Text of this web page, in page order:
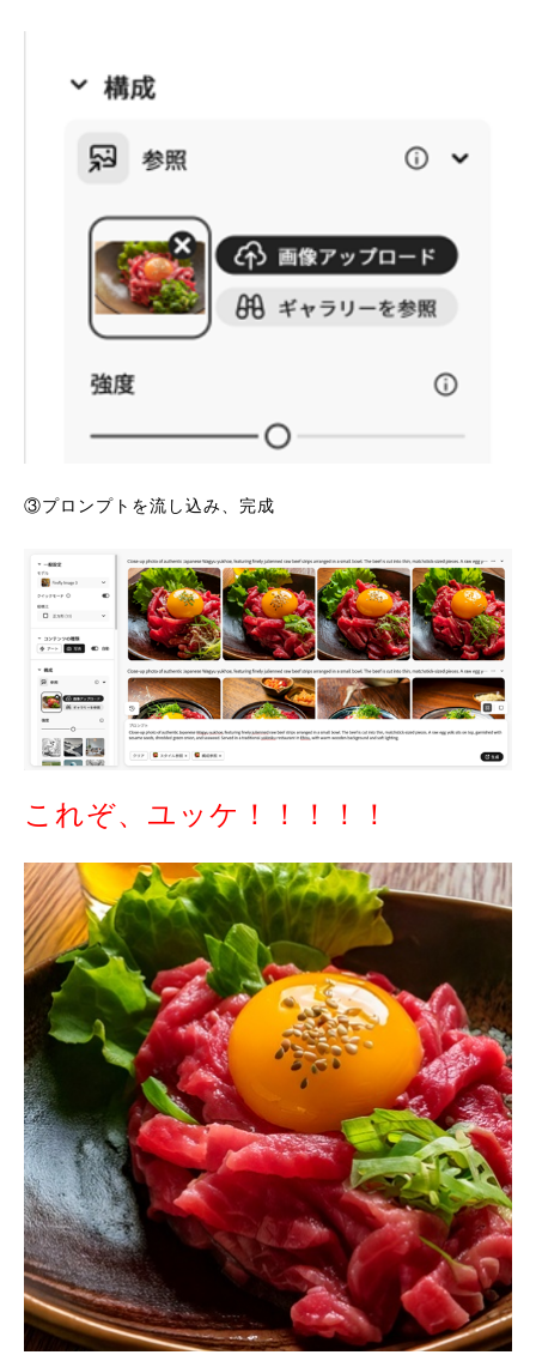
③プロンプトを流し込み、完成
これぞ、ユッケ！！！！！